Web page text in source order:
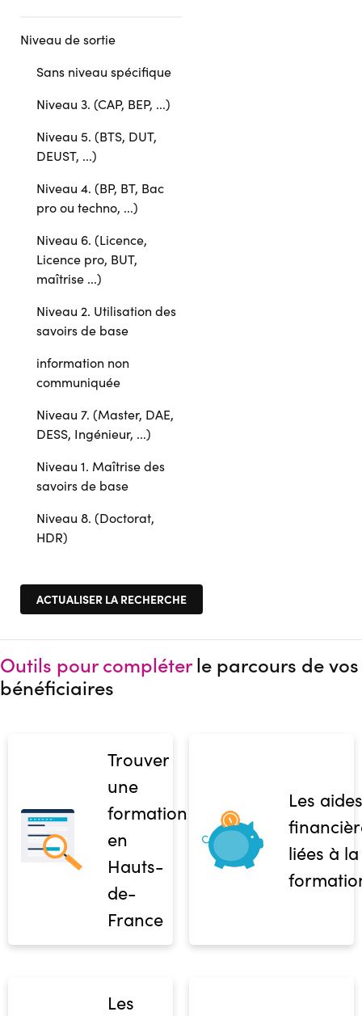
Niveau de sortie
Sans niveau spécifique
Niveau 3. (CAP, BEP, ...)
Niveau 5. (BTS, DUT,
DEUST, ...)
Niveau 4. (BP, BT, Bac
pro ou techno, ...)
Niveau 6. (Licence,
Licence pro, BUT,
maîtrise ...)
Niveau 2. Utilisation des
savoirs de base
information non
communiquée
Niveau 7. (Master, DAE,
DESS, Ingénieur, ...)
Niveau 1. Maîtrise des
savoirs de base
Niveau 8. (Doctorat,
HDR)
Outils pour compléterle parcours de vos
bénéficiaires
Trouver
une
formation
en
Hauts-
de-
France
Les aides
liées à la
Les